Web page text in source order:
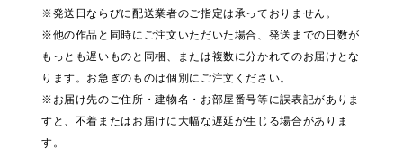
※発送日ならびに配送業者のご指定は承っておりません。
※他の作品と同時にご注文いただいた場合、発送までの日数が
もっとも遅いものと同梱、または複数に分かれてのお届けとな
ります。お急ぎのものは個別にご注文ください。
※お届け先のご住所・建物名・お部屋番号等に誤表記がありま
すと、不着またはお届けに大幅な遅延が生じる場合がありま
す。